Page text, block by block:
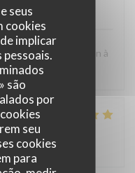
seus
cookies
implicar
pessoais.
são
por
seu
cookies
para
est agréable. Rien à
quality_price